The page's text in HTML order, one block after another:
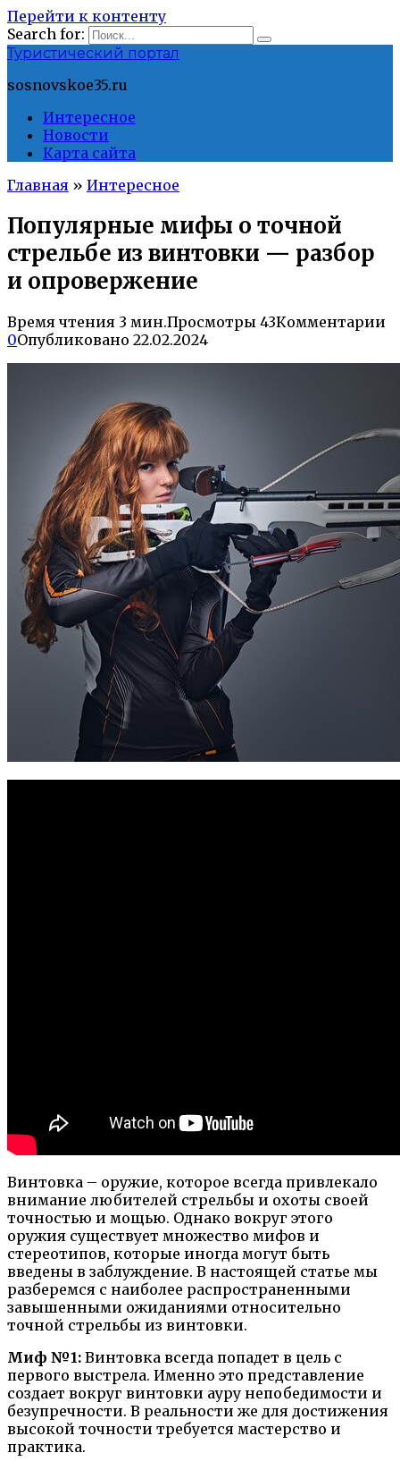
Перейти к контенту
Search for:
Туристический портал
sosnovskoe35.ru
Интересное
Новости
Карта сайта
Главная » Интересное
Популярные мифы о точной
стрельбе из винтовки — разбор
и опровержение
Время чтения 3 мин.Просмотры 43Комментарии
0Опубликовано 22.02.2024
Винтовка – оружие, которое всегда привлекало
внимание любителей стрельбы и охоты своей
точностью и мощью. Однако вокруг этого
оружия существует множество мифов и
стереотипов, которые иногда могут быть
введены в заблуждение. В настоящей статье мы
разберемся с наиболее распространенными
завышенными ожиданиями относительно
точной стрельбы из винтовки.
Миф №1: Винтовка всегда попадет в цель с
первого выстрела. Именно это представление
создает вокруг винтовки ауру непобедимости и
безупречности. В реальности же для достижения
высокой точности требуется мастерство и
практика.